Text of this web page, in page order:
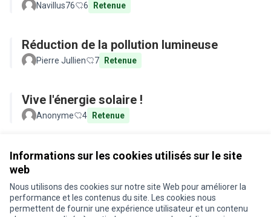
Informations sur les cookies utilisés sur le site
web
Nous utilisons des cookies sur notre site Web pour améliorer la
performance et les contenus du site. Les cookies nous
permettent de fournir une expérience utilisateur et un contenu
Navillus76 6 Retenue
Réduction de la pollution lumineuse
Pierre Jullien 7 Retenue
Vive l'énergie solaire !
Anonyme 4 Retenue
Conditions d'utilisation
Paramètres des cookies
Je participe ! sur X
Je participe ! sur Facebook
Je participe ! sur Instagram